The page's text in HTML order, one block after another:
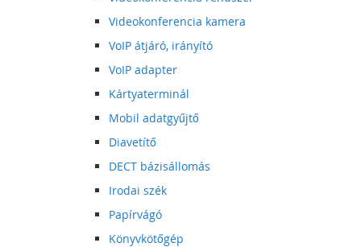
Videokonferencia kamera
VoIP átjáró, irányító
VoIP adapter
Kártyaterminál
Mobil adatgyűjtő
Diavetítő
DECT bázisállomás
Irodai szék
Papírvágó
Könyvkötőgép